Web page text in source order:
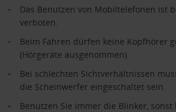
Das Benutzen von Mobiltelefonen ist
verboten.
Beim Fahren dürfen keine Kopfhörer
(Hörgeräte ausgenommen).
Bei schlechten Sichtverhältnissen
die Scheinwerfer eingeschaltet sein.
Benutzen Sie immer die Blinker, sonst